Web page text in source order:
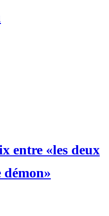
entre «les deux
démon»